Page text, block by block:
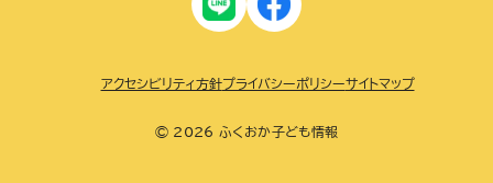
© 2026 ふくおか子ども情報
アクセシビリティ方針プライバシーポリシーサイトマップ